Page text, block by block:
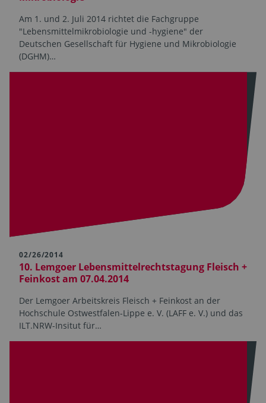
Am 1. und 2. Juli 2014 richtet die Fachgruppe
"Lebensmittelmikrobiologie und -hygiene" der
Deutschen Gesellschaft für Hygiene und Mikrobiologie
(DGHM)…
02/26/2014
10. Lemgoer Lebensmittelrechtstagung Fleisch +
Feinkost am 07.04.2014
Der Lemgoer Arbeitskreis Fleisch + Feinkost an der
Hochschule Ostwestfalen-Lippe e. V. (LAFF e. V.) und das
ILT.NRW-Insitut für…